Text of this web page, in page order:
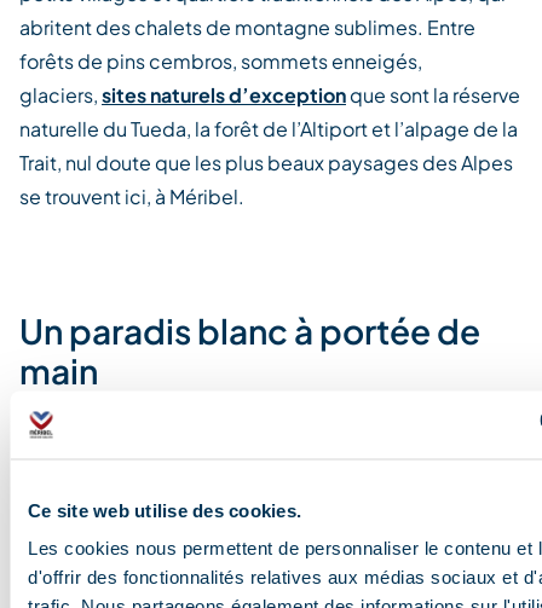
Ce site web utilise des cookies.
Les cookies nous permettent de personnaliser le contenu et
d'offrir des fonctionnalités relatives aux médias sociaux et
abritent des chalets de montagne sublimes. Entre
forêts de pins cembros, sommets enneigés,
glaciers,sites naturels d’exceptionque sont la réserve
naturelle du Tueda, la forêt de l’Altiport et l’alpage de la
Trait, nul doute que les plus beaux paysages des Alpes
se trouvent ici, à Méribel.
Un paradis blanc à portée de
main
A seulement 2h de Lyon ou de Genève, 1h de
Savoie.